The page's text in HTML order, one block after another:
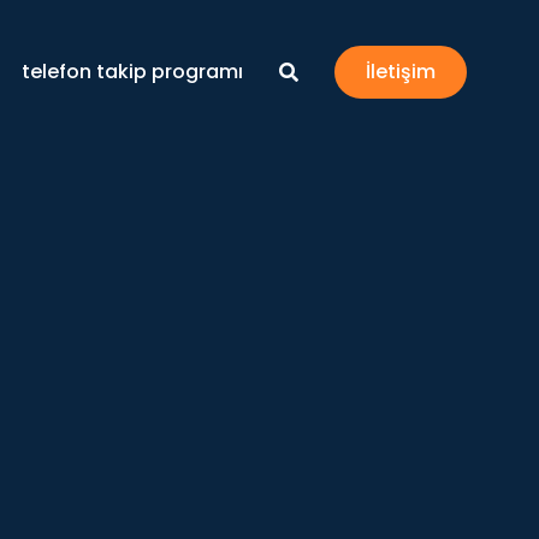
telefon takip programı İletişim